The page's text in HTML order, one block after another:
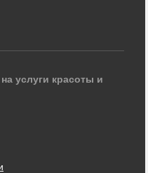
услуги красоты и